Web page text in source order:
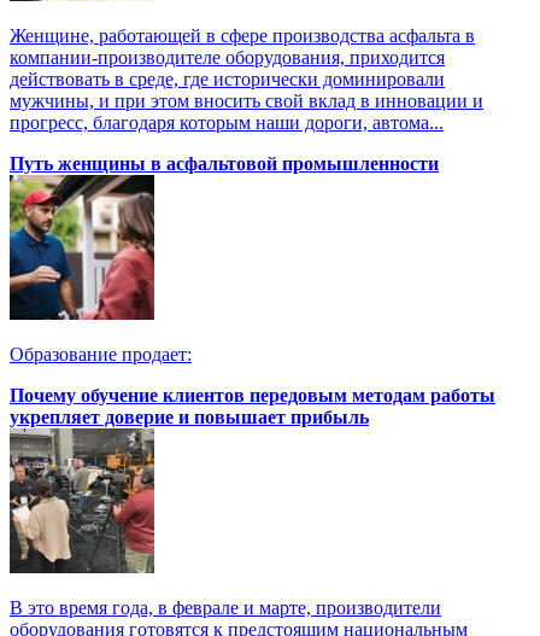
Женщине, работающей в сфере производства асфальта в
компании-производителе оборудования, приходится
действовать в среде, где исторически доминировали
мужчины, и при этом вносить свой вклад в инновации и
прогресс, благодаря которым наши дороги, автома...
Путь женщины в асфальтовой промышленности
Образование продает:
Почему обучение клиентов передовым методам работы
укрепляет доверие и повышает прибыль
В это время года, в феврале и марте, производители
оборудования готовятся к предстоящим национальным